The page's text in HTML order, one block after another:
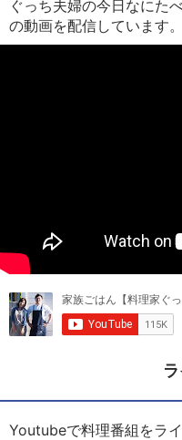
ぐっち夫婦の今日なにた
の動画を配信しています。
Youtubeで料理番組をラ